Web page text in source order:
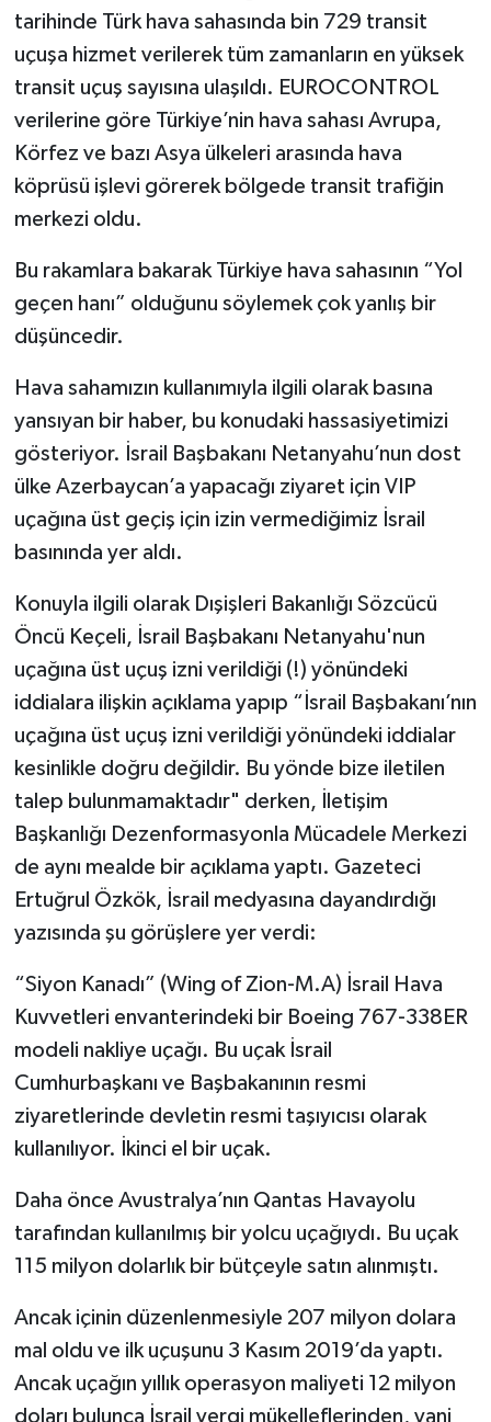
tarihinde Türk hava sahasında bin 729 transit
uçuşa hizmet verilerek tüm zamanların en yüksek
transit uçuş sayısına ulaşıldı. EUROCONTROL
verilerine göre Türkiye’nin hava sahası Avrupa,
Körfez ve bazı Asya ülkeleri arasında hava
köprüsü işlevi görerek bölgede transit trafiğin
merkezi oldu.
Bu rakamlara bakarak Türkiye hava sahasının “Yol
geçen hanı” olduğunu söylemek çok yanlış bir
düşüncedir.
Hava sahamızın kullanımıyla ilgili olarak basına
yansıyan bir haber, bu konudaki hassasiyetimizi
gösteriyor. İsrail Başbakanı Netanyahu’nun dost
ülke Azerbaycan’a yapacağı ziyaret için VIP
uçağına üst geçiş için izin vermediğimiz İsrail
basınında yer aldı.
Konuyla ilgili olarak Dışişleri Bakanlığı Sözcücü
Öncü Keçeli, İsrail Başbakanı Netanyahu'nun
uçağına üst uçuş izni verildiği (!) yönündeki
iddialara ilişkin açıklama yapıp “İsrail Başbakanı’nın
uçağına üst uçuş izni verildiği yönündeki iddialar
kesinlikle doğru değildir. Bu yönde bize iletilen
talep bulunmamaktadır" derken, İletişim
Başkanlığı Dezenformasyonla Mücadele Merkezi
de aynı mealde bir açıklama yaptı. Gazeteci
Ertuğrul Özkök, İsrail medyasına dayandırdığı
yazısında şu görüşlere yer verdi:
“Siyon Kanadı” (Wing of Zion-M.A) İsrail Hava
Kuvvetleri envanterindeki bir Boeing 767-338ER
modeli nakliye uçağı. Bu uçak İsrail
Cumhurbaşkanı ve Başbakanının resmi
ziyaretlerinde devletin resmi taşıyıcısı olarak
kullanılıyor. İkinci el bir uçak.
Daha önce Avustralya’nın Qantas Havayolu
tarafından kullanılmış bir yolcu uçağıydı. Bu uçak
115 milyon dolarlık bir bütçeyle satın alınmıştı.
Ancak içinin düzenlenmesiyle 207 milyon dolara
mal oldu ve ilk uçuşunu 3 Kasım 2019’da yaptı.
Ancak uçağın yıllık operasyon maliyeti 12 milyon
doları bulunca İsrail vergi mükelleflerinden, yani